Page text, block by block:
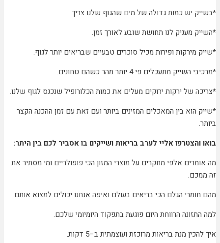
*בשייק יש כמות גדולה של מים שהגוף שלנו צריך.
*השייק מעניק לנו תחושת שובע לאורך זמן.
*שייק מירקות ופירות מכיל סוכרים טבעיים שבריאים יותר לגוף.
*מרכיבי השייק מתעכלים פי 4 יותר מהר כשהם טחונים.
*צריכה של ירקות ירוקים מעלים את כמות הכלורופיל שנכנס לגוף שלנו.
*שייק הוא בין המאכלים המזינים ביותר ועם זאת עם זמן ההכנה הקצר
ביותר.
בואו והצטרפו אליי לערב בריאות ושייקים בו אסביר לכם בין היתר:
מה אומרים אלפי מחקרים על מוצרי המזון הכי פופולריים ומי מסתיר את
זה ממכם.
מהם חומרי הגלם הכי בריאים בעולם ואיפה אנחנו יכולים למצוא אותם.
למה התזונה הרווחת היום פוגעת בתפקוד היומיומי שלכם.
איך להכין מנת בריאות מרוכזת ועוצמתית ב–5 דקות.